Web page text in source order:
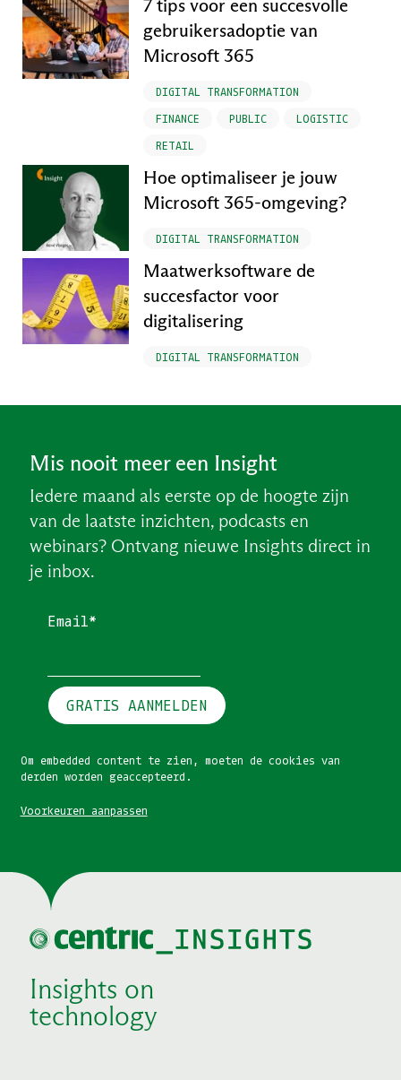
7 tips voor een succesvolle
gebruikersadoptie van
Microsoft 365
DIGITAL TRANSFORMATION
FINANCE
PUBLIC
LOGISTIC
RETAIL
Hoe optimaliseer je jouw
Microsoft 365-omgeving?
DIGITAL TRANSFORMATION
Maatwerksoftware de
succesfactor voor
digitalisering
DIGITAL TRANSFORMATION
Mis nooit meer een Insight
Iedere maand als eerste op de hoogte zijn
van de laatste inzichten, podcasts en
webinars? Ontvang nieuwe Insights direct in
je inbox.
Email*
GRATIS AANMELDEN
Om embedded content te zien, moeten de cookies van
derden worden geaccepteerd.
Voorkeuren aanpassen
Insights on
technology